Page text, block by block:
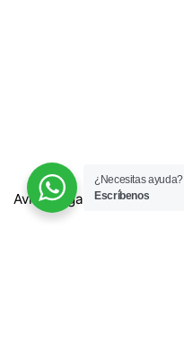
Aviso Legal
¿Necesitas ayuda?
Escríbenos